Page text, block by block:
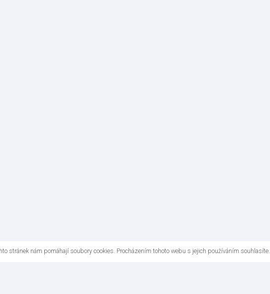
stránek nám pomáhají soubory cookies. Procházením tohoto webu s jejich používáním souhlasíte.